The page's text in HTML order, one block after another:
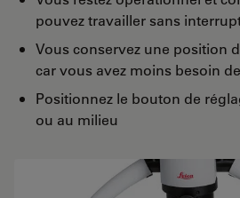
pouvez travailler sans
Vous conservez une position
car vous avez moins besoin
Positionnez le bouton de
ou au milieu